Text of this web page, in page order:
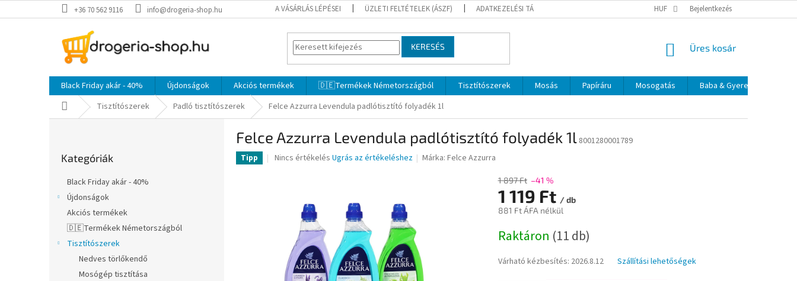
a
+36 70 562 9116 info@drogeria-shop.hu A VÁSÁRLÁS LÉPÉSEI ÜZLETI FELTÉTELEK (ÁSZF) ADATKEZELÉSI TÁJÉKOZTATÓ HUF Bejelentkezés
KERESÉS KOSÁR
Üres kosár
Black Friday akár - 40% Újdonságok Akciós termékek 🇩🇪Termékek Németországból Tisztítószerek Mosás Papíráru Mosogatás Baba & Gyerek
KezdőlapTisztítószerek Padló tisztítószerek Felce Azzurra Levendula padlótisztító folyadék 1l
átugrása
Kategóriák
Black Friday akár - 40%
Újdonságok
Akciós termékek
🇩🇪Termékek Németországból
Tisztítószerek
Nedves törlőkendő
Mosógép tisztítása
Felce Azzurra Levendula padlótisztító folyadék 1l 8001280001789
Tipp
A
csillag.
Nincs értékelés Ugrás az értékeléshez Márka:Felce Azzurra
1 897 Ft –41 %
1 119 Ft / db
881 Ft ÁFA nélkül
Raktáron (11 db)
Várható kézbesítés: 2026.8.12 Szállítási lehetőségek